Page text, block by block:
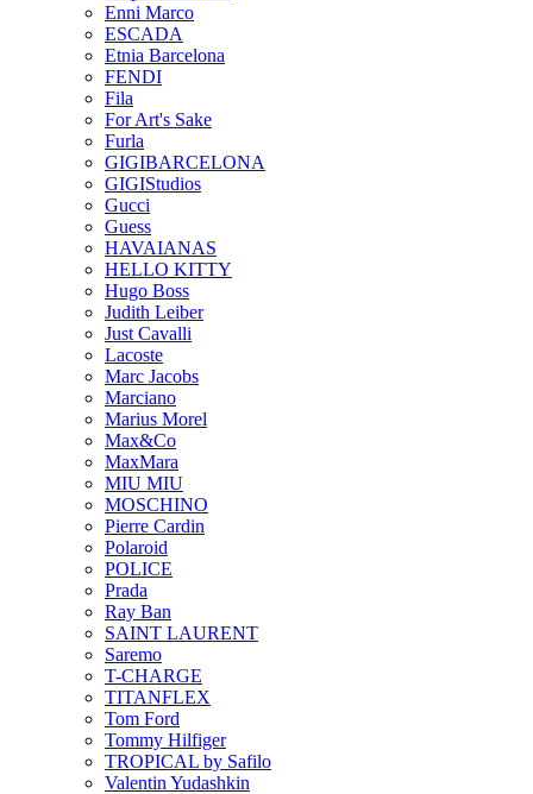
Enni Marco
ESCADA
Etnia Barcelona
FENDI
Fila
For Art's Sake
Furla
GIGIBARCELONA
GIGIStudios
Gucci
Guess
HAVAIANAS
HELLO KITTY
Hugo Boss
Judith Leiber
Just Cavalli
Lacoste
Marc Jacobs
Marciano
Marius Morel
Max&Co
MaxMara
MIU MIU
MOSCHINO
Pierre Cardin
Polaroid
POLICE
Prada
Ray Ban
SAINT LAURENT
Saremo
T-CHARGE
TITANFLEX
Tom Ford
Tommy Hilfiger
TROPICAL by Safilo
Valentin Yudashkin